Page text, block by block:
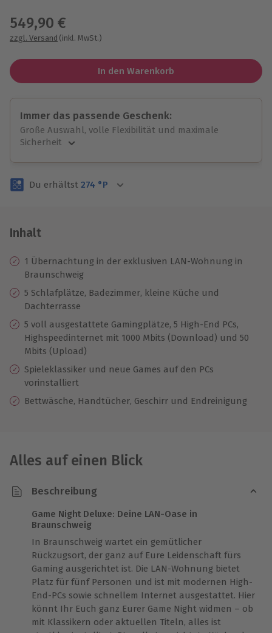
549,90 €
zzgl. Versand (inkl. MwSt.)
In den Warenkorb
Immer das passende Geschenk:
Große Auswahl, volle Flexibilität und maximale
Sicherheit
Volle Flexibilität
3 Jahre gültig & verlängerbar.
Du erhältst 274 °P
Inhalt
1 Übernachtung in der exklusiven LAN-Wohnung in
Braunschweig
5 Schlafplätze, Badezimmer, kleine Küche und
Dachterrasse
5 voll ausgestattete Gamingplätze, 5 High-End PCs,
Highspeedinternet mit 1000 Mbits (Download) und 50
Mbits (Upload)
Spieleklassiker und neue Games auf den PCs
vorinstalliert
Bettwäsche, Handtücher, Geschirr und Endreinigung
Alles auf einen Blick
Beschreibung
Game Night Deluxe: Deine LAN-Oase in
Braunschweig
In Braunschweig wartet ein gemütlicher
Rückzugsort, der ganz auf Eure Leidenschaft fürs
Gaming ausgerichtet ist. Die LAN-Wohnung bietet
Platz für fünf Personen und ist mit modernen High-
End-PCs sowie schnellem Internet ausgestattet. Hier
könnt Ihr Euch ganz Eurer Game Night widmen – ob
mit Klassikern oder aktuellen Titeln, alles ist